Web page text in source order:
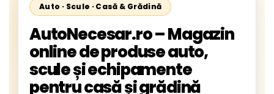
Auto · Scule · Casă & Grădină
AutoNecesar.ro – Magazin
online de produse auto,
scule și echipamente
pentru casă și grădină